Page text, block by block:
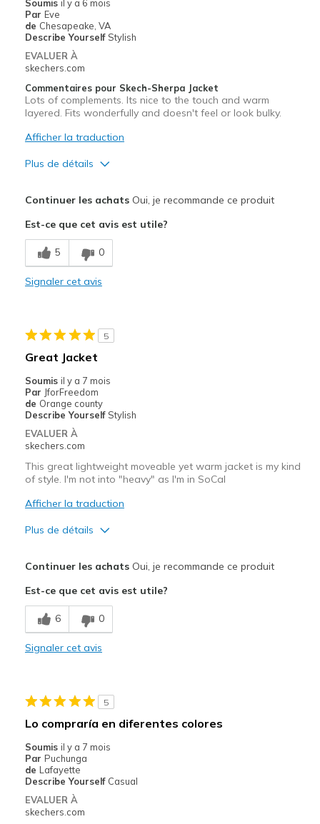
Soumis il y a 6 mois
Par Eve
de Chesapeake, VA
Describe Yourself Stylish
EVALUER À
skechers.com
Commentaires pour Skech-Sherpa Jacket
Lots of complements. Its nice to the touch and warm
layered. Fits wonderfully and doesn't feel or look bulky.
Afficher la traduction
Plus de détails
Beautiful colors
Comfortable
Casual Wear
Width
Sizing
Feels true to size
View On Shoes
Continuer les achatsOui, je recommande ce produit
Est-ce que cet avis est utile?
5 0
Signaler cet avis
5
Great Jacket
Soumis il y a 7 mois
Par JforFreedom
de Orange county
Describe Yourself Stylish
EVALUER À
skechers.com
This great lightweight moveable yet warm jacket is my kind
of style. I'm not into "heavy" as I'm in SoCal
Afficher la traduction
Plus de détails
Comfortable
Durable
Casual Wear
Travel
Width
Sizing
Continuer les achatsOui, je recommande ce produit
Est-ce que cet avis est utile?
6 0
Signaler cet avis
5
Lo compraría en diferentes colores
Soumis il y a 7 mois
Par Puchunga
de Lafayette
Describe Yourself Casual
EVALUER À
skechers.com